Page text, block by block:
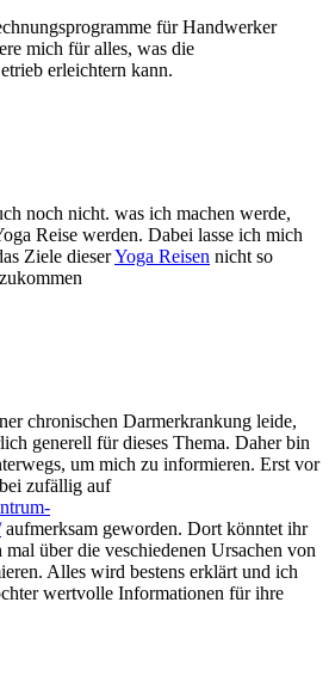
für Handwerker
mich für alles, was die
erleichtern kann.
noch nicht. was ich machen werde,
Reise werden. Dabei lasse ich mich
Ziele dieserYoga Reisen nicht so
chronischen Darmerkrankung leide,
generell für dieses Thema. Daher bin
um mich zu informieren. Erst vor
zufällig auf
aufmerksam geworden. Dort könntet ihr
über die veschiedenen Ursachen von
Alles wird bestens erklärt und ich
wertvolle Informationen für ihre